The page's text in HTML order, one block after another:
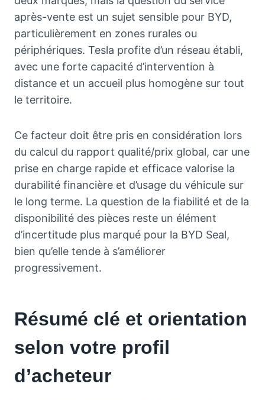
après-vente est un sujet sensible pour BYD,
particulièrement en zones rurales ou
périphériques. Tesla profite d’un réseau établi,
avec une forte capacité d’intervention à
distance et un accueil plus homogène sur tout
le territoire.
Ce facteur doit être pris en considération lors
du calcul du rapport qualité/prix global, car une
prise en charge rapide et efficace valorise la
durabilité financière et d’usage du véhicule sur
le long terme. La question de la fiabilité et de la
disponibilité des pièces reste un élément
d’incertitude plus marqué pour la BYD Seal,
bien qu’elle tende à s’améliorer
progressivement.
Résumé clé et orientation
selon votre profil
d’acheteur